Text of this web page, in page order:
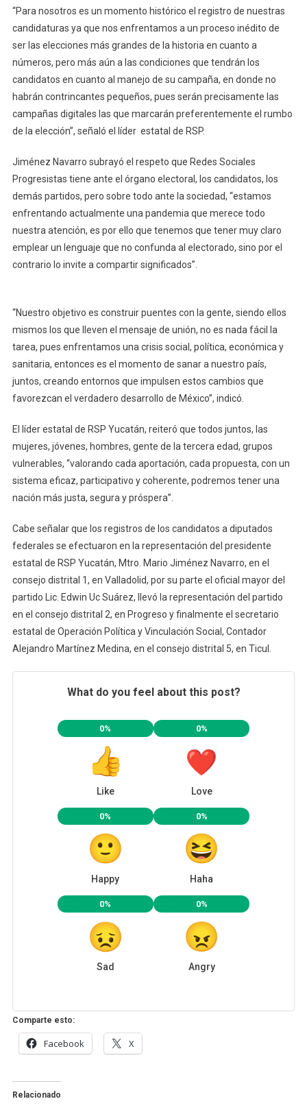
“Para nosotros es un momento histórico el registro de nuestras
candidaturas ya que nos enfrentamos a un proceso inédito de
ser las elecciones más grandes de la historia en cuanto a
números, pero más aún a las condiciones que tendrán los
candidatos en cuanto al manejo de su campaña, en donde no
habrán contrincantes pequeños, pues serán precisamente las
campañas digitales las que marcarán preferentemente el rumbo
de la elección”, señaló el líder estatal de RSP.
Jiménez Navarro subrayó el respeto que Redes Sociales
Progresistas tiene ante el órgano electoral, los candidatos, los
demás partidos, pero sobre todo ante la sociedad, “estamos
enfrentando actualmente una pandemia que merece todo
nuestra atención, es por ello que tenemos que tener muy claro
emplear un lenguaje que no confunda al electorado, sino por el
contrario lo invite a compartir significados”.
“Nuestro objetivo es construir puentes con la gente, siendo ellos
mismos los que lleven el mensaje de unión, no es nada fácil la
tarea, pues enfrentamos una crisis social, política, económica y
sanitaria, entonces es el momento de sanar a nuestro país,
juntos, creando entornos que impulsen estos cambios que
favorezcan el verdadero desarrollo de México”, indicó.
El líder estatal de RSP Yucatán, reiteró que todos juntos, las
mujeres, jóvenes, hombres, gente de la tercera edad, grupos
vulnerables, “valorando cada aportación, cada propuesta, con un
sistema eficaz, participativo y coherente, podremos tener una
nación más justa, segura y próspera”.
Cabe señalar que los registros de los candidatos a diputados
federales se efectuaron en la representación del presidente
estatal de RSP Yucatán, Mtro. Mario Jiménez Navarro, en el
consejo distrital 1, en Valladolid, por su parte el oficial mayor del
partido Lic. Edwin Uc Suárez, llevó la representación del partido
en el consejo distrital 2, en Progreso y finalmente el secretario
estatal de Operación Política y Vinculación Social, Contador
Alejandro Martínez Medina, en el consejo distrital 5, en Ticul.
What do you feel about this post?
0%
Like
0%
Love
0%
Happy
0%
Haha
0%
Sad
0%
Angry
Comparte esto:
Facebook X
Relacionado